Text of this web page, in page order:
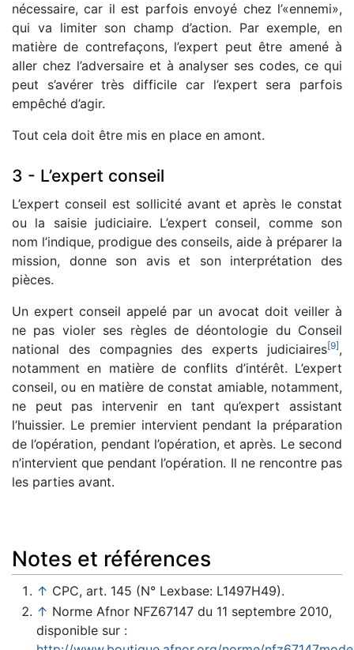
nécessaire, car il est parfois envoyé chez l’«ennemi»,
qui va limiter son champ d’action. Par exemple, en
matière de contrefaçons, l’expert peut être amené à
aller chez l’adversaire et à analyser ses codes, ce qui
peut s’avérer très difficile car l’expert sera parfois
empêché d’agir.
Tout cela doit être mis en place en amont.
3 - L’expert conseil
L’expert conseil est sollicité avant et après le constat
ou la saisie judiciaire. L’expert conseil, comme son
nom l’indique, prodigue des conseils, aide à préparer la
mission, donne son avis et son interprétation des
pièces.
Un expert conseil appelé par un avocat doit veiller à
ne pas violer ses règles de déontologie du Conseil
national des compagnies des experts judiciaires[9],
notamment en matière de conflits d’intérêt. L’expert
conseil, ou en matière de constat amiable, notamment,
ne peut pas intervenir en tant qu’expert assistant
l’huissier. Le premier intervient pendant la préparation
de l’opération, pendant l’opération, et après. Le second
n’intervient que pendant l’opération. Il ne rencontre pas
les parties avant.
Notes et références
↑ CPC, art. 145 (N° Lexbase: L1497H49).
↑ Norme Afnor NFZ67147 du 11 septembre 2010,
disponible sur :